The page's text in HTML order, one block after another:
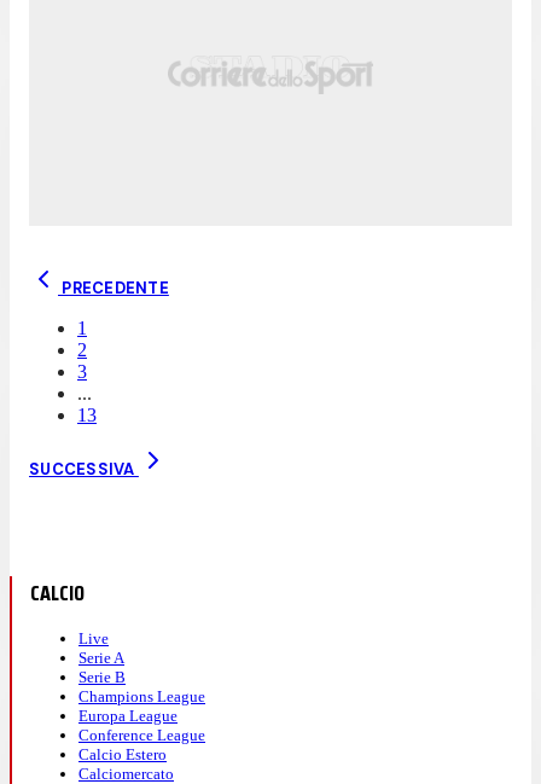
PRECEDENTE
1
2
3
...
13
SUCCESSIVA
CALCIO
Live
Serie A
Serie B
Champions League
Europa League
Conference League
Calcio Estero
Calciomercato